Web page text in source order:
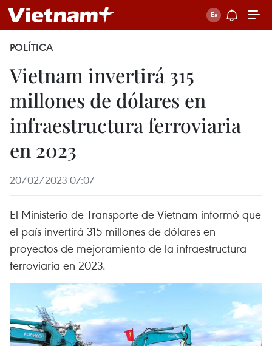
POLÍTICA
Vietnam invertirá 315
millones de dólares en
infraestructura ferroviaria
en 2023
20/02/2023 07:07
El Ministerio de Transporte de Vietnam informó que
el país invertirá 315 millones de dólares en
proyectos de mejoramiento de la infraestructura
ferroviaria en 2023.